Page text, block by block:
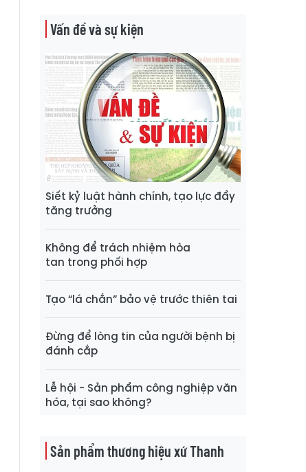
Vấn đề và sự kiện
Siết kỷ luật hành chính, tạo lực đẩy
tăng trưởng
Không để trách nhiệm hòa
tan trong phối hợp
Tạo “lá chắn” bảo vệ trước thiên tai
Đừng để lòng tin của người bệnh bị
đánh cắp
Lễ hội - Sản phẩm công nghiệp văn
hóa, tại sao không?
Sản phẩm thương hiệu xứ Thanh